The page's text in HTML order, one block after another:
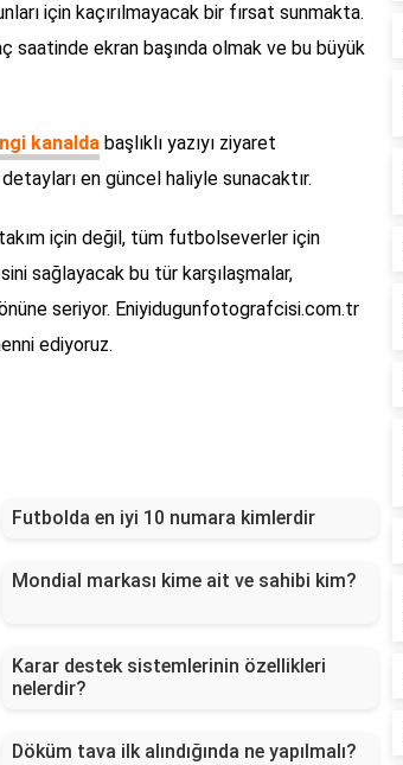
için kaçırılmayacak bir fırsat sunmakta.
saatinde ekran başında olmak ve bu büyük
kanalda başlıklı yazıyı ziyaret
en güncel haliyle sunacaktır.
için değil, tüm futbolseverler için
sağlayacak bu tür karşılaşmalar,
seriyor. Eniyidugunfotografcisi.com.tr
ediyoruz.
Futbolda en iyi 10 numara kimlerdir
Mondial markası kime ait ve sahibi kim?
Karar destek sistemlerinin özellikleri
nelerdir?
Döküm tava ilk alındığında ne yapılmalı?